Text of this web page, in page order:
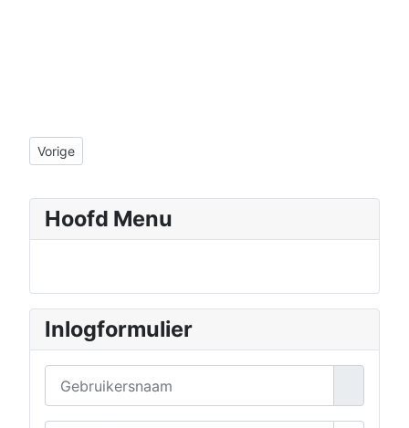
Hoofd Menu
Inlogformulier
Vorig artikel: januari 2015 Cor
Vorige